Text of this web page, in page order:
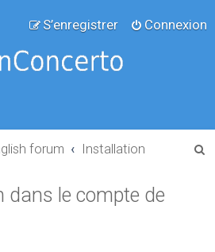
Connexion
S’enregistrer
forum Installation
dans le compte de